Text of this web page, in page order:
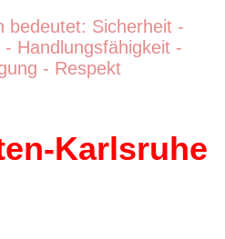
bedeutet: Sicherheit -
Handlungsfähigkeit -
- Respekt
Karlsruhe